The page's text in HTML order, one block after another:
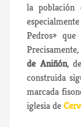
la
Pedros»
de Aniñón,
construida
marcada
iglesia de